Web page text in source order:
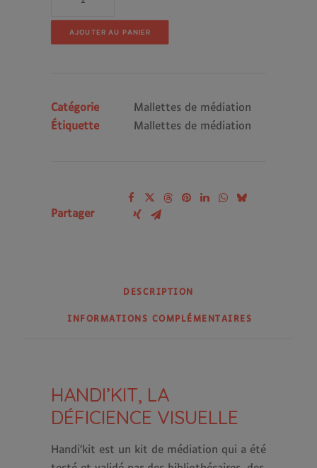
HANDI’KIT
AJOUTER AU PANIER
Catégorie
Mallettes de médiation
Étiquette
Mallettes de médiation
Partager
DESCRIPTION
INFORMATIONS COMPLÉMENTAIRES
HANDI’KIT, LA
DÉFICIENCE VISUELLE
Handi’kit est un kit de médiation qui a été